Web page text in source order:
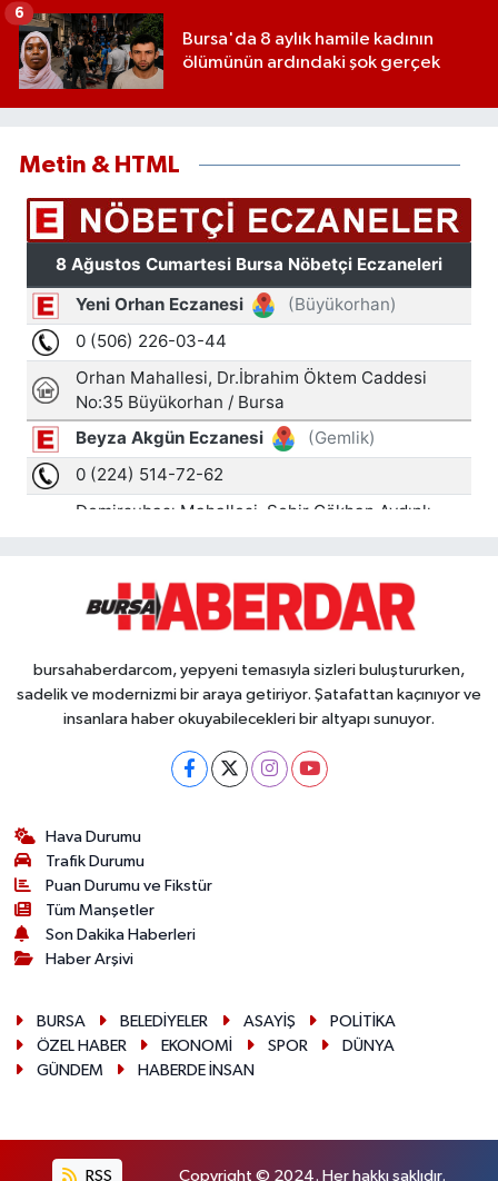
Bursa'da 8 aylık hamile kadının
ölümünün ardındaki şok gerçek
6
Metin & HTML
bursahaberdarcom, yepyeni temasıyla sizleri buluştururken,
sadelik ve modernizmi bir araya getiriyor. Şatafattan kaçınıyor ve
insanlara haber okuyabilecekleri bir altyapı sunuyor.
Hava Durumu
Trafik Durumu
Puan Durumu ve Fikstür
Tüm Manşetler
Son Dakika Haberleri
Haber Arşivi
BURSA BELEDİYELER ASAYİŞ
POLİTİKA
ÖZEL HABER
EKONOMİ SPOR
DÜNYA
GÜNDEM
HABERDE İNSAN
RSS Copyright © 2024. Her hakkı saklıdır.